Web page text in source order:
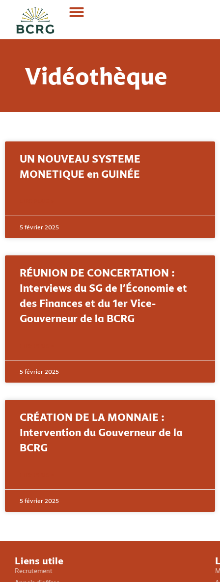
Vidéothèque
UN NOUVEAU SYSTEME
MONETIQUE en GUINÉE
5 février 2025
RÉUNION DE CONCERTATION :
Interviews du SG de l’Économie et
des Finances et du 1er Vice-
Gouverneur de la BCRG
5 février 2025
CRÉATION DE LA MONNAIE :
Intervention du Gouverneur de la
BCRG
5 février 2025
Liens utile
Recrutement